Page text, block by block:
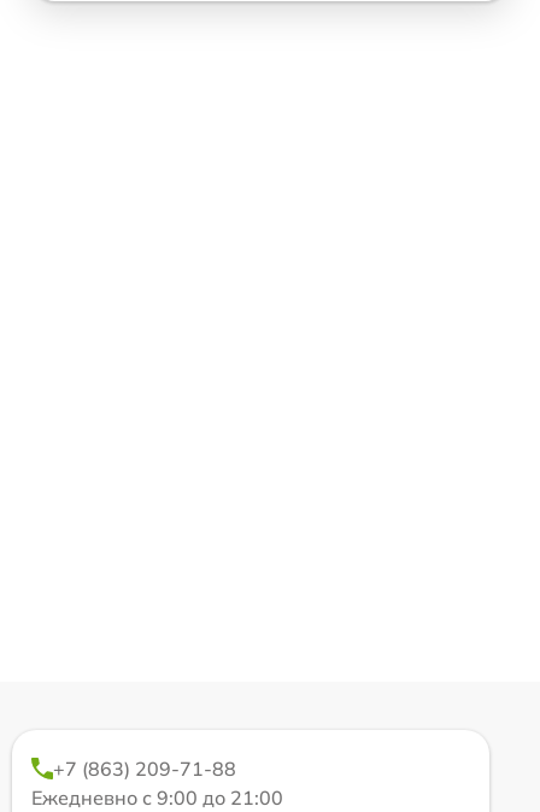
+7 (863) 209-71-88
Ежедневно с 9:00 до 21:00